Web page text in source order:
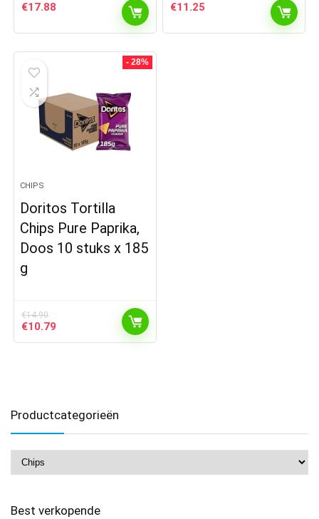
€17.88 €11.25
- 28%
CHIPS
Doritos Tortilla
Chips Pure Paprika,
Doos 10 stuks x 185
g
€14.90
Oorspronkelijke
€10.79
Productcategorieën
Best verkopende